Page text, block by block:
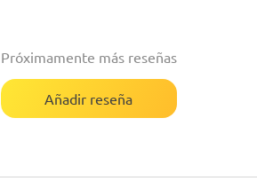
Próximamente más reseñas
Añadir reseña